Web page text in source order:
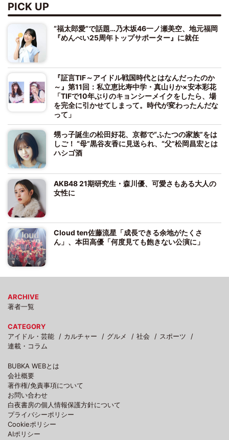
PICK UP
“福太郎愛”で話題…乃木坂46一ノ瀬美空、地元福岡
『めんべい25周年トップサポーター』に就任
『証言TIF～アイドル戦国時代とはなんだったのか
～』第11回：私立恵比寿中学・真山りか×安本彩花
「TIFで10年ぶりのキョンシーメイクをしたら、場
を完全に引かせてしまって。時代が変わったんだな
って」
甥っ子誕生の松田好花、京都で“ふたつの家族”をは
しご！ “母”黒谷友香に見送られ、“父”松岡昌宏とは
ハシゴ酒
AKB48 21期研究生・森川優、可愛さもある大人の
女性に
Cloud ten佐藤流星「成長できる余地がたくさ
ん」、本田高優「何度見ても飽きない公演に」
ARCHIVE
著者一覧
CATEGORY
アイドル・芸能
カルチャー グルメ 社会
スポーツ
連載・コラム
BUBKA WEBとは
会社概要
著作権/免責事項について
お問い合わせ
白夜書房の個人情報保護方針について
プライバシーポリシー
Cookieポリシー
AIポリシー